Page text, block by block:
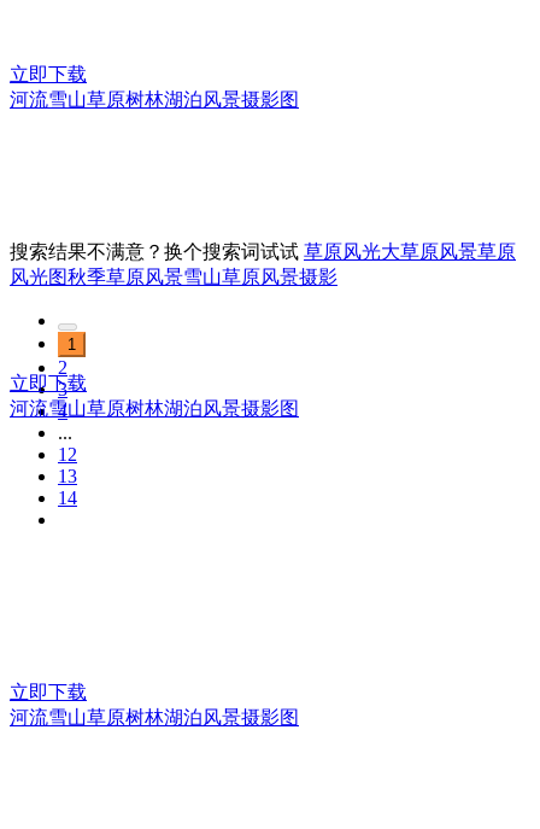
立即下载
河流雪山草原树林湖泊风景摄影图
立即下载
河流雪山草原树林湖泊风景摄影图
立即下载
河流雪山草原树林湖泊风景摄影图
搜索结果不满意？换个搜索词试试 草原风光大草原风景草原
风光图秋季草原风景雪山草原风景摄影
1
2
3
4
...
12
13
14